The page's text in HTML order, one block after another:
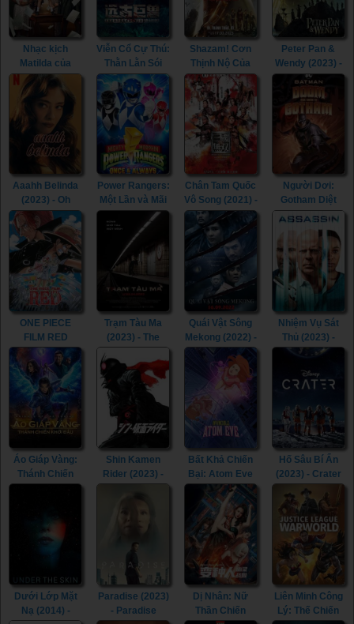
Nhạc kịch
Matilda của
Roald Dahl
(2022) - Roald
Dahl's Matilda
the Musical
(2022)
Viễn Cổ Cự Thú:
Thằn Lằn Sói
(2023) - Ancient
Beast: Wolf
Lizard (2023)
Shazam! Cơn
Thịnh Nộ Của
Các Vị Thần
(2023) -
Shazam! Fury of
the Gods (2023)
Peter Pan &
Wendy (2023) -
Peter Pan &
Wendy (2023)
Aaahh Belinda
(2023) - Oh
Belinda (2023)
Power Rangers:
Một Lần và Mãi
Mãi (2023) -
Mighty Morphin
Power Rangers:
Once & Always
Chân Tam Quốc
Vô Song (2021) -
Dynasty
Warriors (2021)
Người Dơi:
Gotham Diệt
Vong (2023) -
Batman: The
Came to
Gotham (2023)
ONE PIECE
FILM RED
(2022) - ONE
PIECE FILM
RED (2022)
Trạm Tàu Ma
(2023) - The
Ghost Station
(2023)
Quái Vật Sông
Mekong (2022) -
The Lake (2022)
Nhiệm Vụ Sát
Thủ (2023) -
Assassin (2023)
Áo Giáp Vàng:
Thánh Chiến
Khởi Đầu (2023)
Shin Kamen
Rider (2023) -
Rider (2023)
Bất Khả Chiến
Bại: Atom Eve
(Tập Đặc Biệt)
(2023) -
Invincible: Atom
Eve (2023)
Hố Sâu Bí Ẩn
(2023) - Crater
(2023)
Dưới Lớp Mặt
Nạ (2014) -
Paradise (2023)
- Paradise
Dị Nhân: Nữ
Thần Chiến
Liên Minh Công
Lý: Thế Chiến